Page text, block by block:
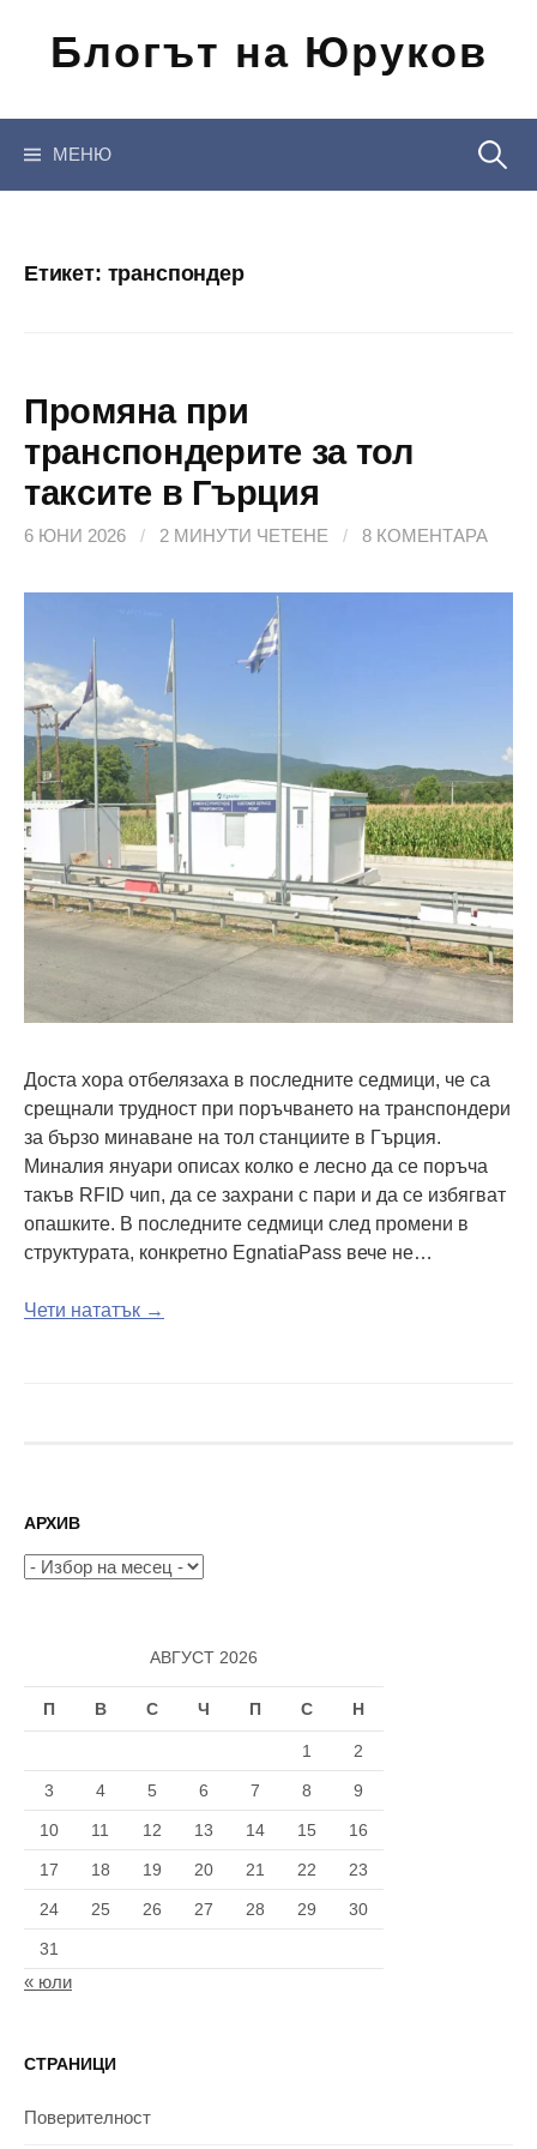
съдържанието
Блогът на Юруков
МЕНЮ
Етикет: транспондер
Промяна при
транспондерите за тол
таксите в Гърция
6 ЮНИ 2026 / 2 МИНУТИ ЧЕТЕНЕ / 8 КОМЕНТАРА
Доста хора отбелязаха в последните седмици, че са
срещнали трудност при поръчването на транспондери
за бързо минаване на тол станциите в Гърция.
Миналия януари описах колко е лесно да се поръча
такъв RFID чип, да се захрани с пари и да се избягват
опашките. В последните седмици след промени в
структурата, конкретно EgnatiaPass вече не…
Чети нататък →
АРХИВ
Архив
АВГУСТ 2026
П В С Ч П С Н
1 2
3 4 5 6 7 8 9
10 11 12 13 14 15 16
17 18 19 20 21 22 23
24 25 26 27 28 29 30
31
« юли
СТРАНИЦИ
Поверителност